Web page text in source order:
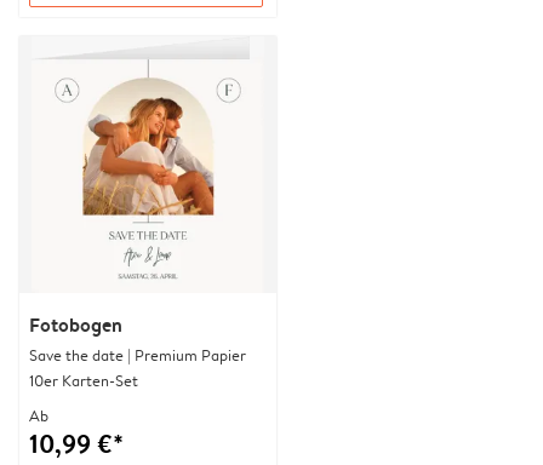
Fotobogen
Save the date | Premium Papier
10er Karten-Set
Ab
10,99 €*